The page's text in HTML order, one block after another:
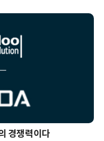
경쟁력이다